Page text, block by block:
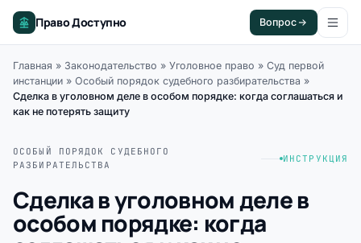
Право Доступно Вопрос
Главная » Законодательство » Уголовное право » Суд первой
инстанции » Особый порядок судебного разбирательства »
Сделка в уголовном деле в особом порядке: когда соглашаться и
как не потерять защиту
ОСОБЫЙ ПОРЯДОК СУДЕБНОГО
РАЗБИРАТЕЛЬСТВА
ИНСТРУКЦИЯ
Сделка в уголовном деле в
особом порядке: когда